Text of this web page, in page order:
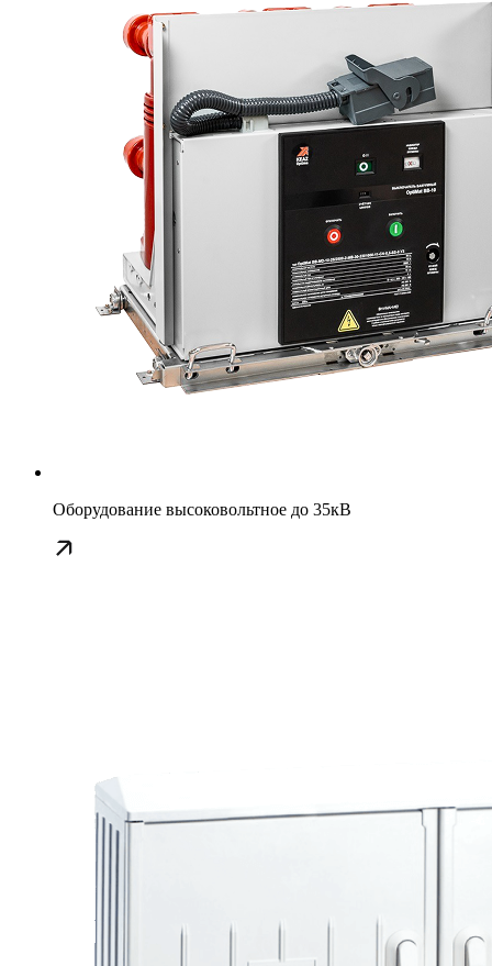
Оборудование высоковольтное до 35кВ